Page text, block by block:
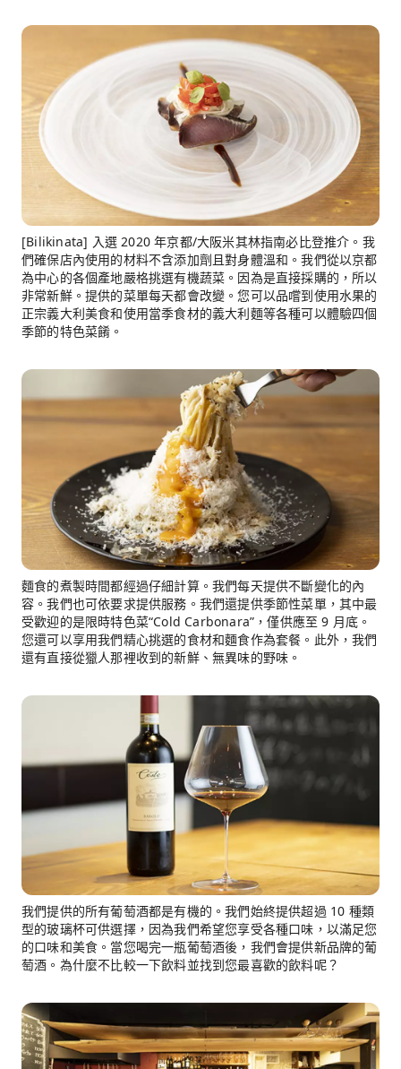
[Bilikinata] 入選 2020 年京都/大阪米其林指南必比登推介。我
們確保店內使用的材料不含添加劑且對身體溫和。我們從以京都
為中心的各個產地嚴格挑選有機蔬菜。因為是直接採購的，所以
非常新鮮。提供的菜單每天都會改變。您可以品嚐到使用水果的
正宗義大利美食和使用當季食材的義大利麵等各種可以體驗四個
季節的特色菜餚。
麵食的煮製時間都經過仔細計算。我們每天提供不斷變化的內
容。我們也可依要求提供服務。我們還提供季節性菜單，其中最
受歡迎的是限時特色菜“Cold Carbonara”，僅供應至 9 月底。
您還可以享用我們精心挑選的食材和麵食作為套餐。此外，我們
還有直接從獵人那裡收到的新鮮、無異味的野味。
我們提供的所有葡萄酒都是有機的。我們始終提供超過 10 種類
型的玻璃杯可供選擇，因為我們希望您享受各種口味，以滿足您
的口味和美食。當您喝完一瓶葡萄酒後，我們會提供新品牌的葡
萄酒。為什麼不比較一下飲料並找到您最喜歡的飲料呢？